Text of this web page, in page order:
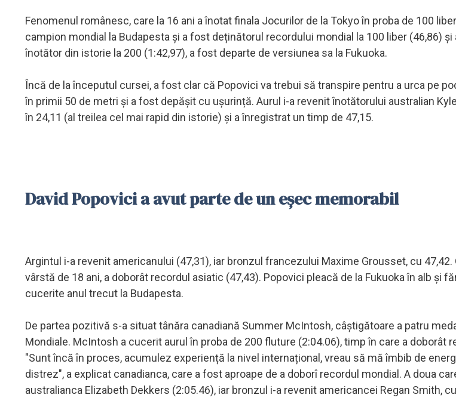
Fenomenul românesc, care la 16 ani a înotat finala Jocurilor de la Tokyo în proba de 100
campion mondial la Budapesta și a fost deținătorul recordului mondial la 100 liber (46,86) și
înotător din istorie la 200 (1:42,97), a fost departe de versiunea sa la Fukuoka.
Încă de la începutul cursei, a fost clar că Popovici va trebui să transpire pentru a urca pe
în primii 50 de metri și a fost depășit cu ușurință. Aurul i-a revenit înotătorului australian
în 24,11 (al treilea cel mai rapid din istorie) și a înregistrat un timp de 47,15.
David Popovici a avut parte de un eșec memorabil
Argintul i-a revenit americanului (47,31), iar bronzul francezului Maxime Grousset, cu 47,42.
vârstă de 18 ani, a doborât recordul asiatic (47,43). Popovici pleacă de la Fukuoka în alb și
cucerite anul trecut la Budapesta.
De partea pozitivă s-a situat tânăra canadiană Summer McIntosh, câștigătoare a patru
Mondiale. McIntosh a cucerit aurul în proba de 200 fluture (2:04.06), timp în care a doborât
"Sunt încă în proces, acumulez experiență la nivel internațional, vreau să mă îmbib de
distrez", a explicat canadianca, care a fost aproape de a doborî recordul mondial. A doua
australianca Elizabeth Dekkers (2:05.46), iar bronzul i-a revenit americancei Regan Smith,